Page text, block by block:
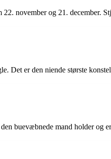
november og 21. december.
Det er den niende største
buevæbnede mand holder og